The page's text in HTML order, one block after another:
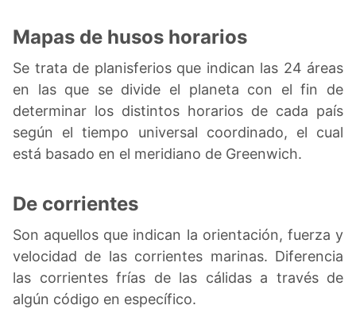
Mapas de husos horarios
Se trata de planisferios que indican las 24 áreas
en las que se divide el planeta con el fin de
determinar los distintos horarios de cada país
según el tiempo universal coordinado, el cual
está basado en el meridiano de Greenwich.
De corrientes
Son aquellos que indican la orientación, fuerza y
velocidad de las corrientes marinas. Diferencia
las corrientes frías de las cálidas a través de
algún código en específico.